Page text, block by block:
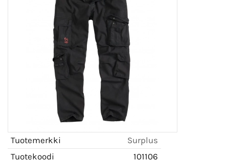
Tuotemerkki
Surplus
Tuotekoodi
101106